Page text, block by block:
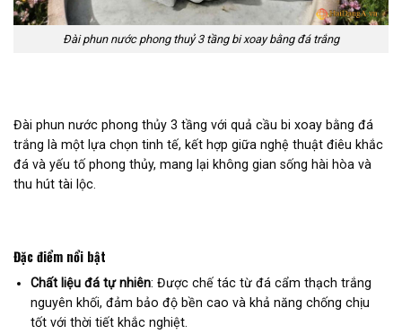
Đài phun nước phong thuỷ 3 tầng bi xoay bằng đá trắng
Đài phun nước phong thủy 3 tầng với quả cầu bi xoay bằng đá
trắng là một lựa chọn tinh tế, kết hợp giữa nghệ thuật điêu khắc
đá và yếu tố phong thủy, mang lại không gian sống hài hòa và
thu hút tài lộc.
Đặc điểm nổi bật
Chất liệu đá tự nhiên: Được chế tác từ đá cẩm thạch trắng
nguyên khối, đảm bảo độ bền cao và khả năng chống chịu
tốt với thời tiết khắc nghiệt.